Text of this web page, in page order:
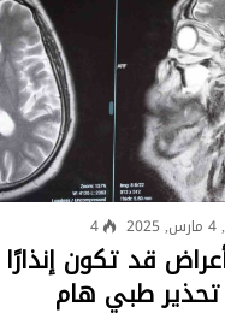
4
قد تكون إنذارًا
طبي هام